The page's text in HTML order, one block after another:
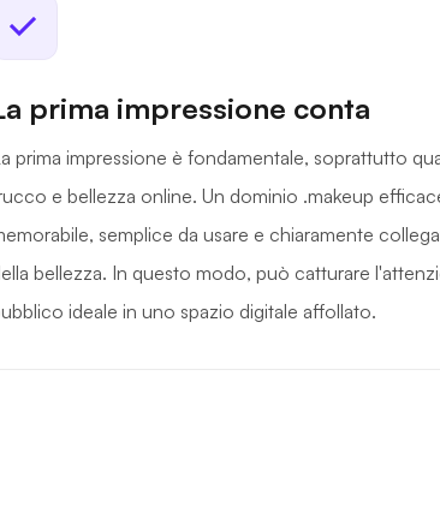
prima impressione conta
prima impressione è fondamentale, soprattutto
e bellezza online. Un dominio .makeup
semplice da usare e chiaramente
bellezza. In questo modo, può catturare
ideale in uno spazio digitale affollato.